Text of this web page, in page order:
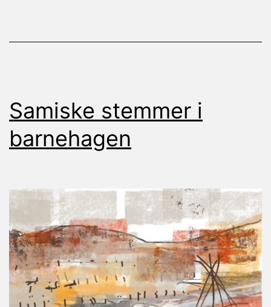
Samiske stemmer i
barnehagen